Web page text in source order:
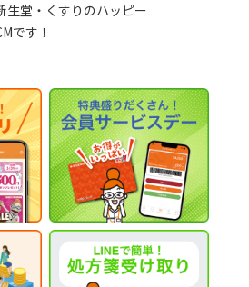
生堂・くすりのハッピー
です！​